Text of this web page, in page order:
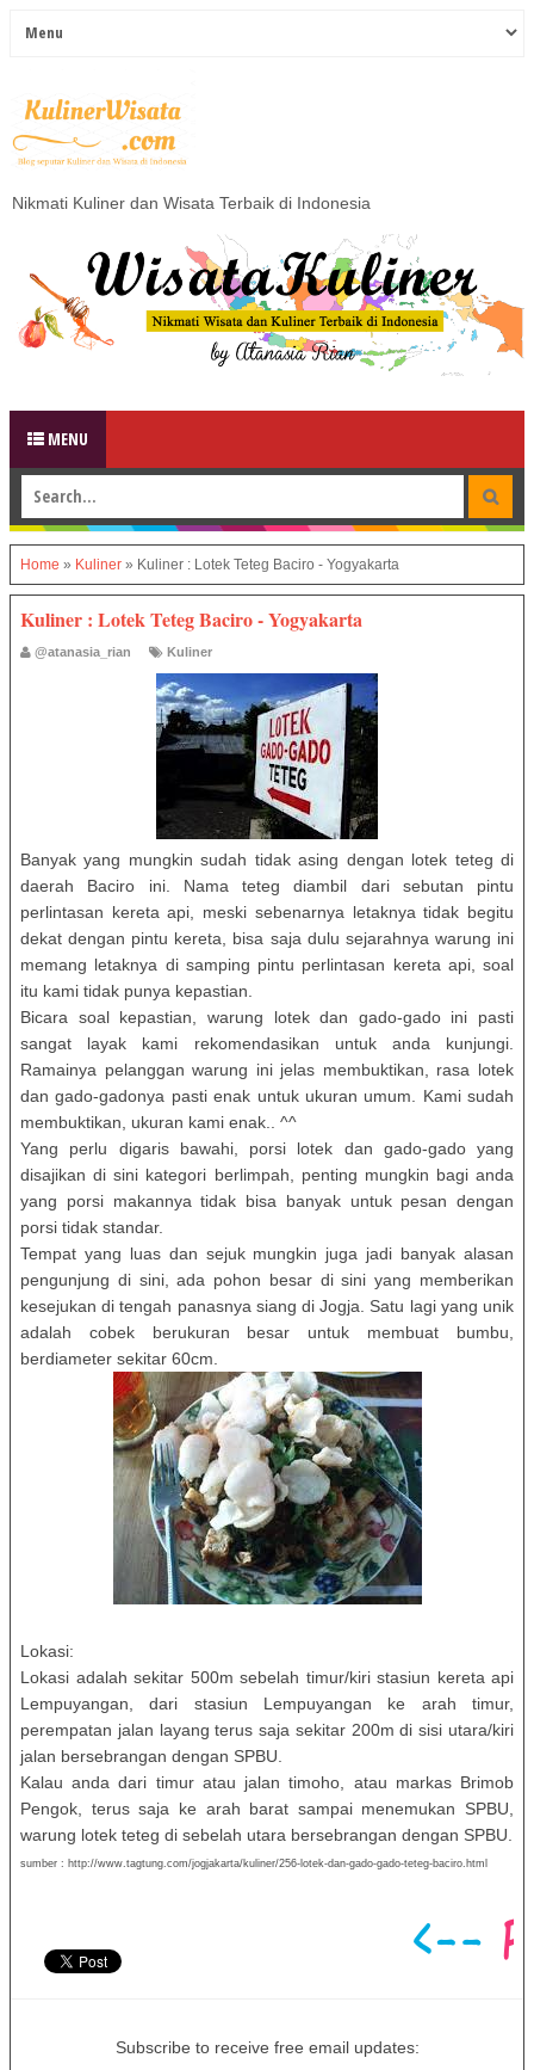
Nikmati Kuliner dan Wisata Terbaik di Indonesia
MENU
Home » Kuliner » Kuliner : Lotek Teteg Baciro - Yogyakarta
Kuliner : Lotek Teteg Baciro - Yogyakarta
@atanasia_rian Kuliner
Banyak yang mungkin sudah tidak asing dengan lotek teteg di
daerah Baciro ini. Nama teteg diambil dari sebutan pintu
perlintasan kereta api, meski sebenarnya letaknya tidak begitu
dekat dengan pintu kereta, bisa saja dulu sejarahnya warung ini
memang letaknya di samping pintu perlintasan kereta api, soal
itu kami tidak punya kepastian.
Bicara soal kepastian, warung lotek dan gado-gado ini pasti
sangat layak kami rekomendasikan untuk anda kunjungi.
Ramainya pelanggan warung ini jelas membuktikan, rasa lotek
dan gado-gadonya pasti enak untuk ukuran umum. Kami sudah
membuktikan, ukuran kami enak.. ^^
Yang perlu digaris bawahi, porsi lotek dan gado-gado yang
disajikan di sini kategori berlimpah, penting mungkin bagi anda
yang porsi makannya tidak bisa banyak untuk pesan dengan
porsi tidak standar.
Tempat yang luas dan sejuk mungkin juga jadi banyak alasan
pengunjung di sini, ada pohon besar di sini yang memberikan
kesejukan di tengah panasnya siang di Jogja. Satu lagi yang unik
adalah cobek berukuran besar untuk membuat bumbu,
berdiameter sekitar 60cm.
Lokasi:
Lokasi adalah sekitar 500m sebelah timur/kiri stasiun kereta api
Lempuyangan, dari stasiun Lempuyangan ke arah timur,
perempatan jalan layang terus saja sekitar 200m di sisi utara/kiri
jalan bersebrangan dengan SPBU.
Kalau anda dari timur atau jalan timoho, atau markas Brimob
Pengok, terus saja ke arah barat sampai menemukan SPBU,
warung lotek teteg di sebelah utara bersebrangan dengan SPBU.
sumber : http://www.tagtung.com/jogjakarta/kuliner/256-lotek-dan-gado-gado-teteg-baciro.html
Subscribe to receive free email updates: